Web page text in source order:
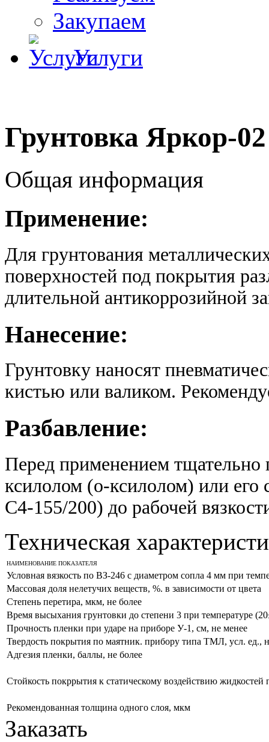
Закупаем
Услуги
Грунтовка Яркор-02
Общая информация
Применение:
Для грунтования
поверхностей под покрытия
длительной антикоррозийной
Нанесение:
Грунтовку наносят
кистью или валиком.
Разбавление:
Перед применением тщательно
ксилолом (о-ксилолом) или
С4-155/200) до рабочей
Техническая
НАИМЕНОВАНИЕ ПОКАЗАТЕЛЯ
Условная вязкость по ВЗ-246 с диаметром сопла 4 мм при
Массовая доля нелетучих веществ, %. в зависимости от цвета
Степень перетира, мкм, не более
Время высыхания грунтовки до степени 3 при температуре
Прочность пленки при ударе на приборе У-1, см, не менее
Твердость покрытия по маятник. прибору типа ТМЛ, усл. ед.,
Адгезия пленки, баллы, не более
Стойкость покррытия к статическому воздействию
Рекомендованная толщина одного слоя, мкм
Заказать